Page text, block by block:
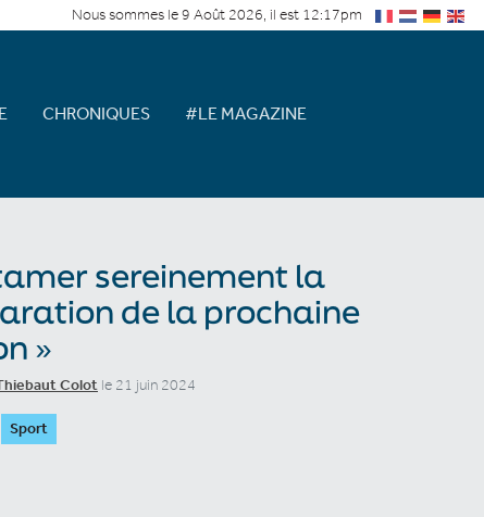
Nous sommes le 9 Août 2026, il est 12:17pm
CHRONIQUES #LE MAGAZINE
sereinement la
de la prochaine
»
Colot le 21 juin 2024
Sport